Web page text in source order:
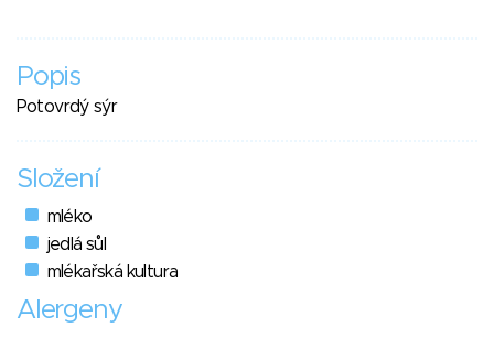
Popis
Potovrdý sýr
Složení
mléko
jedlá sůl
mlékařská kultura
Alergeny